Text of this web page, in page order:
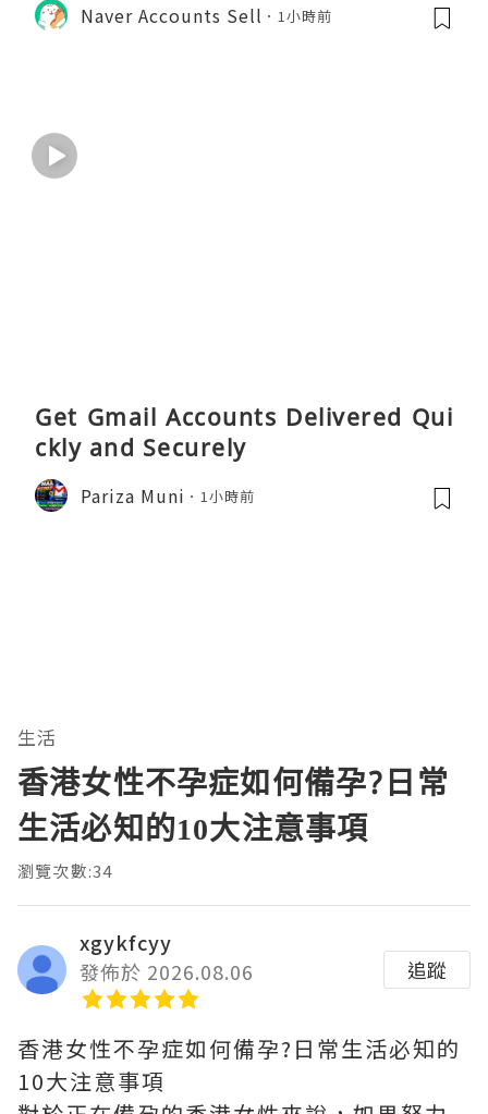
Naver Accounts Sell 1小時前
Get Gmail Accounts Delivered Qui
ckly and Securely
Pariza Muni 1小時前
生活
香港女性不孕症如何備孕?日常
生活必知的10大注意事項
瀏覽次數:34
xgykfcyy
發佈於 2026.08.06
追蹤
香港女性不孕症如何備孕?日常生活必知的
10大注意事項